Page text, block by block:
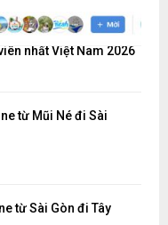
nhất Việt Nam 2026
từ Mũi Né đi Sài
từ Sài Gòn đi Tây